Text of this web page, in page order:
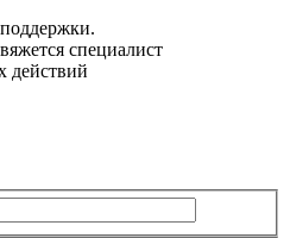
специалист
действий